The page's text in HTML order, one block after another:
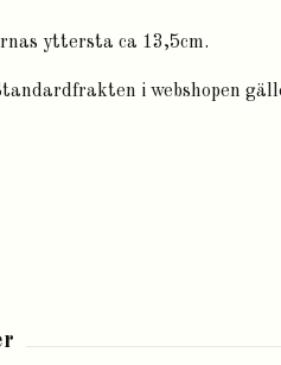
yttersta ca 13,5cm.
i webshopen